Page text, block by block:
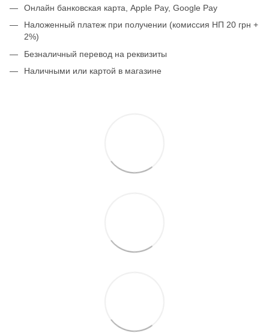
Онлайн банковская карта, Apple Pay, Google Pay
Наложенный платеж при получении (комиссия НП 20 грн +
2%)
Безналичный перевод на реквизиты
Наличными или картой в магазине